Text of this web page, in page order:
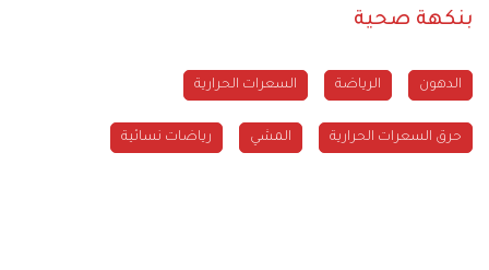
بنكهة صحية
الدهون الرياضة السعرات الحرارية
حرق السعرات الحرارية المشي رياضات نسائية